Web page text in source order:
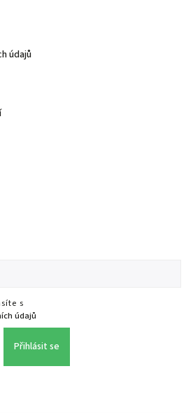
údajů
s
údajů
Přihlásit se